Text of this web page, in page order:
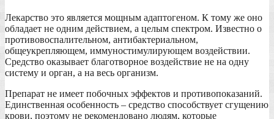
Лекарство это является мощным адаптогеном. К тому же оно
обладает не одним действием, а целым спектром. Известно о
противовоспалительном, антибактериальном,
общеукрепляющем, иммуностимулирующем воздействии.
Средство оказывает благотворное воздействие не на одну
систему и орган, а на весь организм.
Препарат не имеет побочных эффектов и противопоказаний.
Единственная особенность – средство способствует сгущению
крови, поэтому не рекомендовано людям, которые